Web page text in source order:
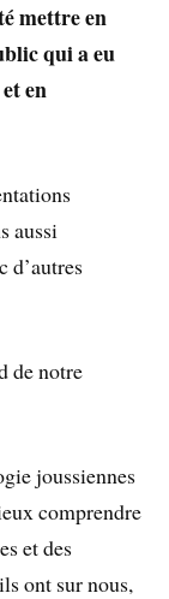
mettre en
qui a eu
en
aussi
d’autres
de notre
joussiennes
comprendre
et des
ont sur nous,